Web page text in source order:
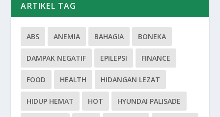
ARTIKEL TAG
ABS ANEMIA BAHAGIA BONEKA
DAMPAK NEGATIF EPILEPSI FINANCE
FOOD HEALTH HIDANGAN LEZAT
HIDUP HEMAT HOT HYUNDAI PALISADE